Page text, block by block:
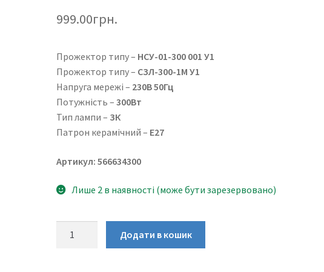
999.00грн.
Прожектор типу – НСУ-01-300 001 У1
Прожектор типу – СЗЛ-300-1М У1
Напруга мережі – 230В 50Гц
Потужність –300Вт
Тип лампи – ЗК
Патрон керамічний – E27
Артикул: 566634300
Лише 2 в наявності (може бути зарезервовано)
Додати в кошик